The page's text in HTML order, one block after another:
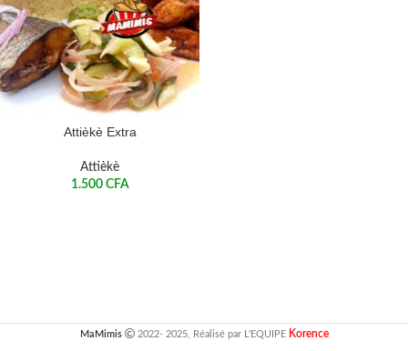
Attièkè Extra
Attièkè
1.500 CFA
MaMimis 2022- 2025, Réalisé par L'EQUIPE Korence